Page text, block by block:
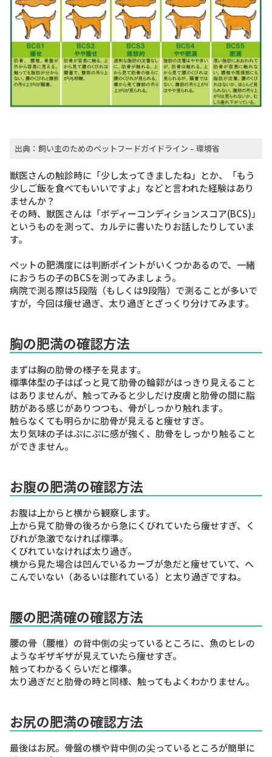
出典：飼い主のためのペットフードガイドライン – 環境省
獣医さんの触診時に「少し太ってきましたね」とか、「もう
少しご飯を食べてもいいですよ」などと言われた経験はあり
ませんか？
その時、獣医さんは 「ボディーコンディションスコア(BCS)」
というものを測って、カルテに書いたりお話したりしていま
す。
ペットの肥満度には判断ポイントがいくつかあるので、一緒
におうちの子のBCSを測ってみましょう。
病院で測る際は5段階（もしくは9段階）で測ることが多いで
すが，今回は痩せ過ぎ、太り過ぎとざっくり分けてみます。
胸の肥満の確認方法
まずは胸の肋骨の様子を見ます。
標準体型の子はぱっと見て肋骨の輪郭がはっきり見えること
はありませんが、触ってみると少しだけ皮膚と肋骨の間に脂
肪がある感じがありつつも、骨がしっかり触れます。
触らなくても明らかに肋骨が見えると痩せすぎ。
太り気味の子はぷにぷに感が強く、肋骨をしっかり触ること
ができません。
お腹の肥満の確認方法
お腹は上からと横から観察します。
上から見て肋骨の後ろから急にくびれていたら痩せすぎ、く
びれが急激でなければ標準。
くびれていなければ太り過ぎ。
横から見た場合は凹んでいるカーブが急だと痩せていて、へ
こんでいない（あるいは膨れている）と太り過ぎですね。
腰の肥満確の確認方法
腰の骨（腰椎）の背中側の尖っているところに、魚のヒレの
ようなギザギザが見えていたら痩せすぎ。
触ってわかるくらいだと標準。
太り過ぎだと肋骨の時と同様、触ってもよくわかりません。
お尻の肥満の確認方法
最後はお尻。骨盤の横や背中側の尖っているところが簡単に